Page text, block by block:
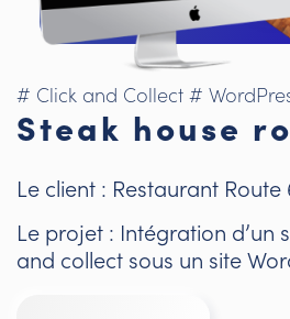
# Click and Collect #
Steak house
Le client : Restaurant
Le projet : Intégration d’un
and collect sous un site